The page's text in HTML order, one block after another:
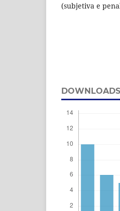
(subjetiva e
DOWNLOADS